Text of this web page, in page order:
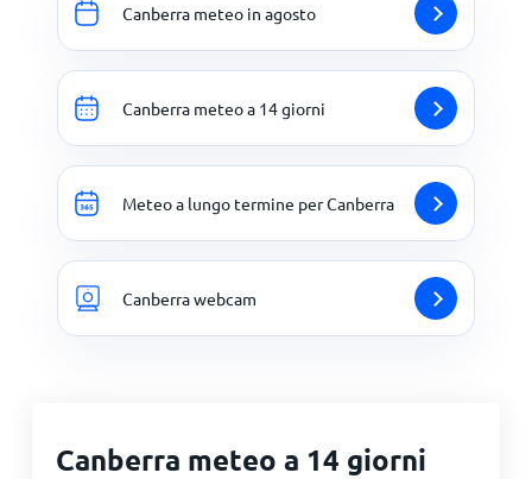
Canberra meteo in agosto
Canberra meteo a 14 giorni
Meteo a lungo termine per Canberra
Canberra webcam
Canberra meteo a 14 giorni